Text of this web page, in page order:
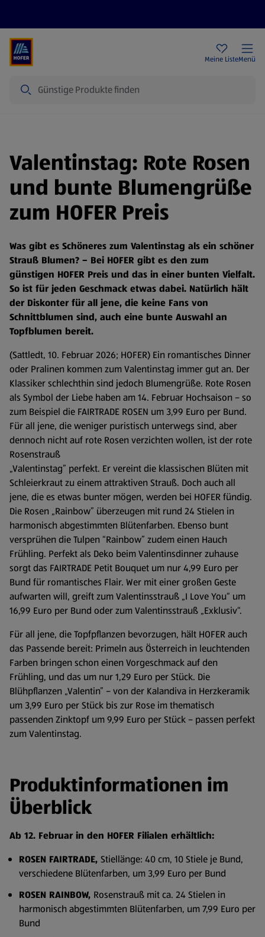
Meine ListeMenü
Valentinstag: Rote Rosen
und bunte Blumengrüße
zum HOFER Preis
Was gibt es Schöneres zum Valentinstag als ein schöner
Strauß Blumen? – Bei HOFER gibt es den zum
günstigen HOFER Preis und das in einer bunten Vielfalt.
So ist für jeden Geschmack etwas dabei. Natürlich hält
der Diskonter für all jene, die keine Fans von
Schnittblumen sind, auch eine bunte Auswahl an
Topfblumen bereit.
(Sattledt, 10. Februar 2026; HOFER) Ein romantisches Dinner
oder Pralinen kommen zum Valentinstag immer gut an. Der
Klassiker schlechthin sind jedoch Blumengrüße. Rote Rosen
als Symbol der Liebe haben am 14. Februar Hochsaison – so
zum Beispiel die FAIRTRADE ROSEN um 3,99 Euro per Bund.
Für all jene, die weniger puristisch unterwegs sind, aber
dennoch nicht auf rote Rosen verzichten wollen, ist der rote
Rosenstrauß
„Valentinstag” perfekt. Er vereint die klassischen Blüten mit
Schleierkraut zu einem attraktiven Strauß. Doch auch all
jene, die es etwas bunter mögen, werden bei HOFER fündig.
Die Rosen „Rainbow” überzeugen mit rund 24 Stielen in
harmonisch abgestimmten Blütenfarben. Ebenso bunt
versprühen die Tulpen “Rainbow” zudem einen Hauch
Frühling. Perfekt als Deko beim Valentinsdinner zuhause
sorgt das FAIRTRADE Petit Bouquet um nur 4,99 Euro per
Bund für romantisches Flair. Wer mit einer großen Geste
aufwarten will, greift zum Valentinsstrauß „I Love You“ um
16,99 Euro per Bund oder zum Valentinsstrauß „Exklusiv“.
Für all jene, die Topfpflanzen bevorzugen, hält HOFER auch
das Passende bereit: Primeln aus Österreich in leuchtenden
Farben bringen schon einen Vorgeschmack auf den
Frühling, und das um nur 1,29 Euro per Stück. Die
Blühpflanzen „Valentin” – von der Kalandiva in Herzkeramik
um 3,99 Euro per Stück bis zur Rose im thematisch
passenden Zinktopf um 9,99 Euro per Stück – passen perfekt
zum Valentinstag.
Produktinformationen im
Überblick
Ab 12. Februar in den HOFER Filialen erhältlich:
ROSEN FAIRTRADE, Stiellänge: 40 cm, 10 Stiele je Bund,
verschiedene Blütenfarben, um 3,99 Euro per Bund
ROSEN RAINBOW, Rosenstrauß mit ca. 24 Stielen in
harmonisch abgestimmten Blütenfarben, um 7,99 Euro per
Bund